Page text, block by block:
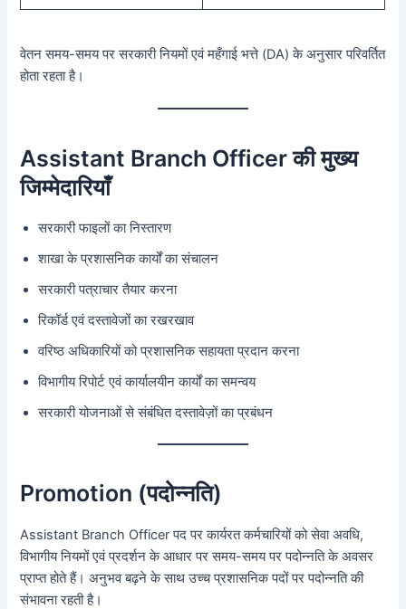
वेतन समय-समय पर सरकारी नियमों एवं महँगाई भत्ते (DA) के अनुसार परिवर्तित
होता रहता है।
Assistant Branch Officer की मुख्य
जिम्मेदारियाँ
सरकारी फाइलों का निस्तारण
शाखा के प्रशासनिक कार्यों का संचालन
सरकारी पत्राचार तैयार करना
रिकॉर्ड एवं दस्तावेजों का रखरखाव
वरिष्ठ अधिकारियों को प्रशासनिक सहायता प्रदान करना
विभागीय रिपोर्ट एवं कार्यालयीन कार्यों का समन्वय
सरकारी योजनाओं से संबंधित दस्तावेज़ों का प्रबंधन
Promotion (पदोन्नति)
Assistant Branch Officer पद पर कार्यरत कर्मचारियों को सेवा अवधि,
विभागीय नियमों एवं प्रदर्शन के आधार पर समय-समय पर पदोन्नति के अवसर
प्राप्त होते हैं। अनुभव बढ़ने के साथ उच्च प्रशासनिक पदों पर पदोन्नति की
संभावना रहती है।